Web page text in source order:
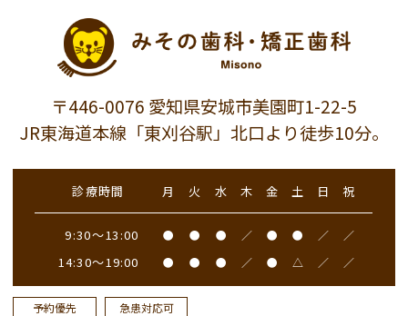
〒446-0076 愛知県安城市美園町1-22-5
JR東海道本線「東刈谷駅」北口より徒歩10分。
診療時間 月 火 水 木 金 土 日 祝
9:30～13:00 ● ● ● ／ ● ● ／ ／
14:30～19:00 ● ● ● ／ ● △ ／ ／
予約優先 急患対応可